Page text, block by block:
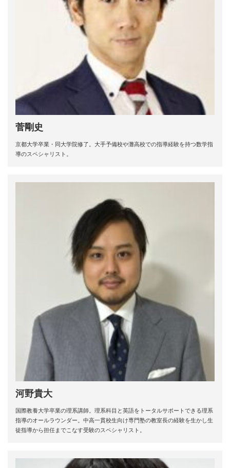
菅剛史
京都大学卒業・同大学院修了。大手予備校や灘高校での指導経験を持つ数学指
導のスペシャリスト。
河野貴大
国際教養大学卒業の理系講師。理系科目と英語をトータルサポートできる理系
指導のオールラウンダー。中高一貫校生向け専門塾の教室長の経験を生かし生
徒指導から担任までこなす受験のスペシャリスト。